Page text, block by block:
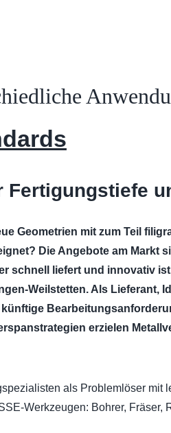
Geometrien mit zum Teil
Die Angebote am
schnell liefert und innovativ
Weilstetten. Als Lieferant,
erzielen
als Problemlöser
Werkzeugen: Bohrer, Fräser,